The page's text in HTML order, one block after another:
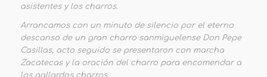
asistentes y los charros.
Arrancamos con un minuto de silencio por el eterno
descanso de un gran charro sanmiguelense Don Pepe
Casillas, acto seguido se presentaron con marcha
Zacatecas y la oración del charro para encomendar a
los gallardos charros.